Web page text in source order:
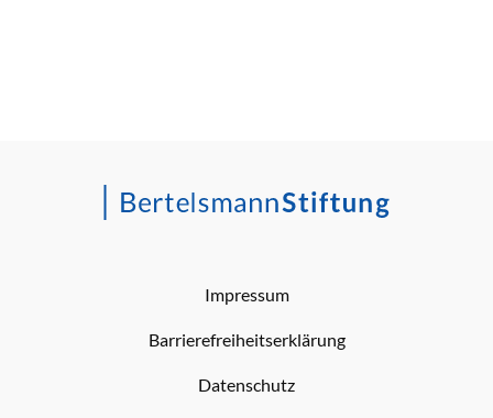
Impressum
Barrierefreiheitserklärung
Datenschutz